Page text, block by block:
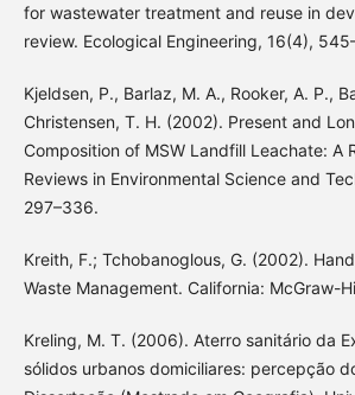
for wastewater treatment and reuse in
review. Ecological Engineering, 16(4),
Kjeldsen, P., Barlaz, M. A., Rooker, A. P.,
Christensen, T. H. (2002). Present and
Composition of MSW Landfill Leachate: A
Reviews in Environmental Science and
297–336.
Kreith, F.; Tchobanoglous, G. (2002).
Waste Management. California: McGraw-
Kreling, M. T. (2006). Aterro sanitário da
sólidos urbanos domiciliares: percepção